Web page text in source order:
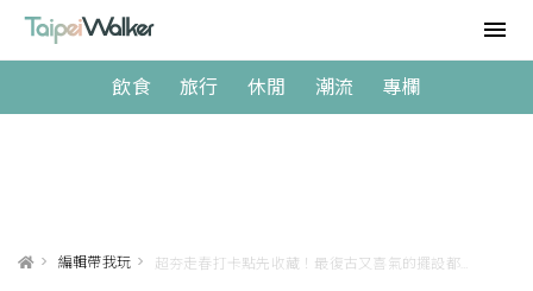
飲食 旅行 休閒 潮流 專欄
> 編輯帶我玩 > 超夯走春打卡點先收藏！最復古又喜氣的擺設都在桃園「華泰名品城」，過年來中壢玩就對了！